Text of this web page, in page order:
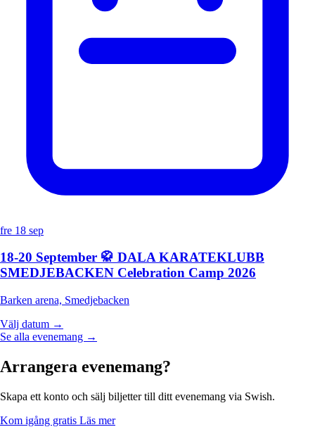
fre 18 sep
18-20 September 🥋 DALA KARATEKLUBB
SMEDJEBACKEN Celebration Camp 2026
Barken arena, Smedjebacken
Välj datum →
Se alla evenemang →
Arrangera evenemang?
Skapa ett konto och sälj biljetter till ditt evenemang via Swish.
Kom igång gratis Läs mer